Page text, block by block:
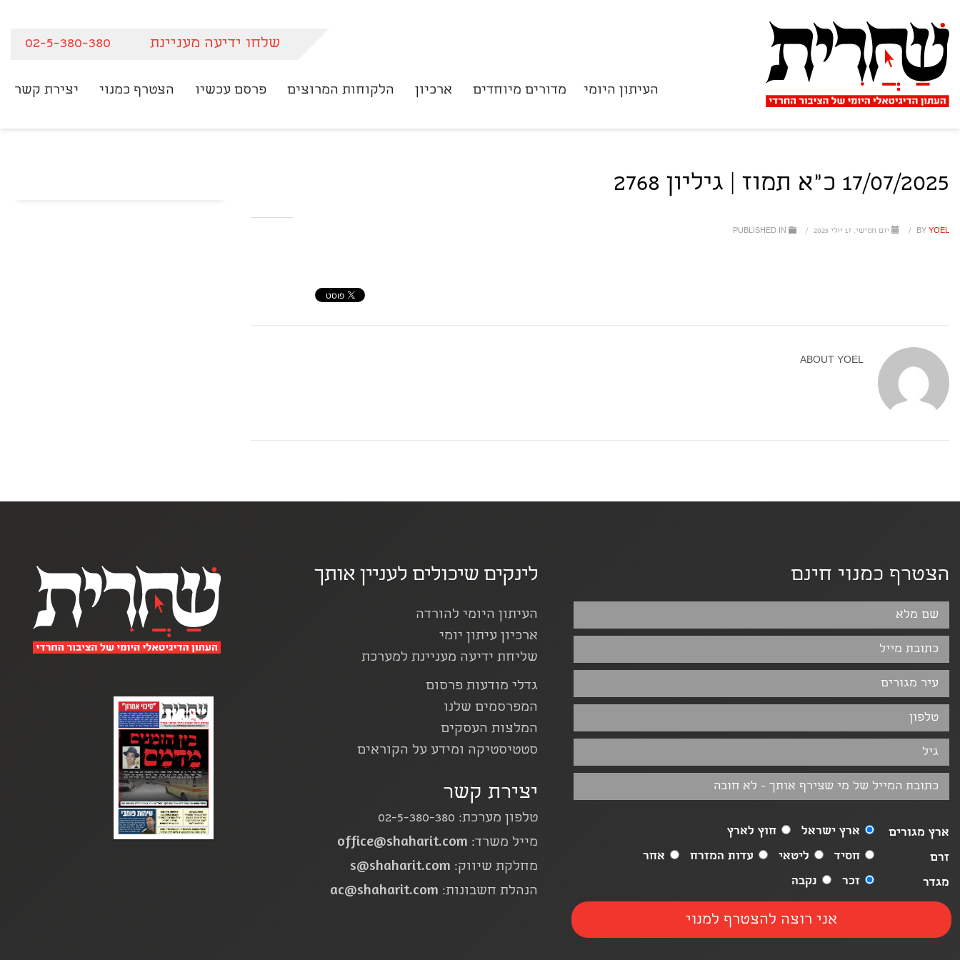
שלחו ידיעה מעניינת 02-5-380-380
העיתון היומי מדורים מיוחדים ארכיון הלקוחות המרוצים פרסם עכשיו הצטרף כמנוי יצירת קשר
17/07/2025 כ"א תמוז | גיליון 2768
BY YOEL
/ יום חמישי, 17 יולי 2025 /
ABOUT YOEL
הצטרף כמנוי חינם
ארץ מגורים ארץ ישראל
חוץ לארץ
זרם
חסיד ליטאי עדות המזרח
אחר
מגדר
זכר נקבה
לינקים שיכולים לעניין אותך
העיתון היומי להורדה
ארכיון עיתון יומי
שליחת ידיעה מעניינת למערכת
גדלי מודעות פרסום
המפרסמים שלנו
המלצות העסקים
סטטיסטיקה ומידע על הקוראים
יצירת קשר
טלפון מערכת: 02-5-380-380
מייל משרד: office@shaharit.com
מחלקת שיווק: s@shaharit.com
הנהלת חשבונות: ac@shaharit.com